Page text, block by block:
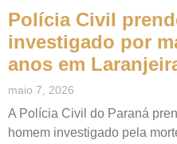
Polícia Civil
investigado por
anos em
maio 7, 2026
A Polícia Civil do Paraná
homem investigado pela